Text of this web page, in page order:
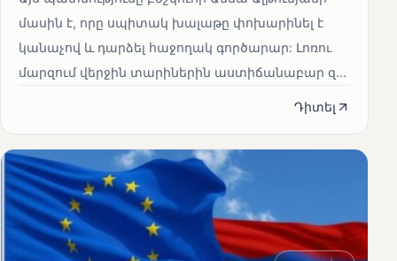
մասին է, որը սպիտակ խալաթը փոխարինել է
կանաչով և դարձել հաջողակ գործարար: Լոռու
մարզում վերջին տարիներին աստիճանաբար զ...
Դիտել